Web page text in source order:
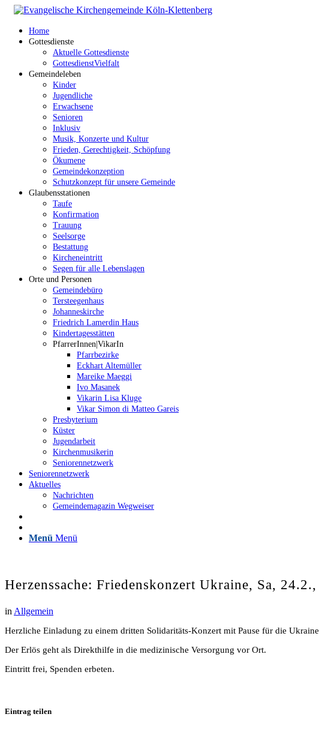
Home
Gottesdienste
Aktuelle Gottesdienste
GottesdienstVielfalt
Gemeindeleben
Kinder
Jugendliche
Erwachsene
Senioren
Inklusiv
Musik, Konzerte und Kultur
Frieden, Gerechtigkeit, Schöpfung
Ökumene
Gemeindekonzeption
Schutzkonzept für unsere Gemeinde
Glaubensstationen
Taufe
Konfirmation
Trauung
Seelsorge
Bestattung
Kircheneintritt
Segen für alle Lebenslagen
Orte und Personen
Gemeindebüro
Tersteegenhaus
Johanneskirche
Friedrich Lamerdin Haus
Kindertagesstätten
PfarrerInnen|VikarIn
Pfarrbezirke
Eckhart Altemüller
Mareike Maeggi
Ivo Masanek
Vikarin Lisa Kluge
Vikar Simon di Matteo Gareis
Presbyterium
Küster
Jugendarbeit
Kirchenmusikerin
Seniorennetzwerk
Seniorennetzwerk
Aktuelles
Nachrichten
Gemeindemagazin Wegweiser
Menü Menü
Herzenssache: Friedenskonzert Ukraine, Sa,
in Allgemein
Herzliche Einladung zu einem dritten Solidaritäts-Konzert mit Pause für die
Der Erlös geht als Direkthilfe in die medizinische Versorgung vor Ort.
Eintritt frei, Spenden erbeten.
Eintrag teilen